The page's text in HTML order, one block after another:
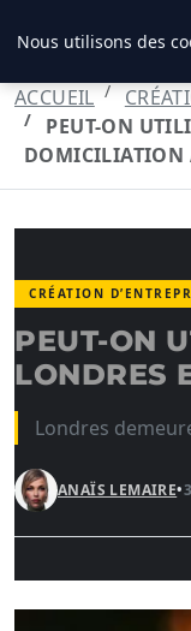
LPO
ACCUEIL
PEUT-ON
CRÉATION
PEUT-ON
LONDRES
Londres
ANAÏS LEMAIRE•
Nous utilisons des